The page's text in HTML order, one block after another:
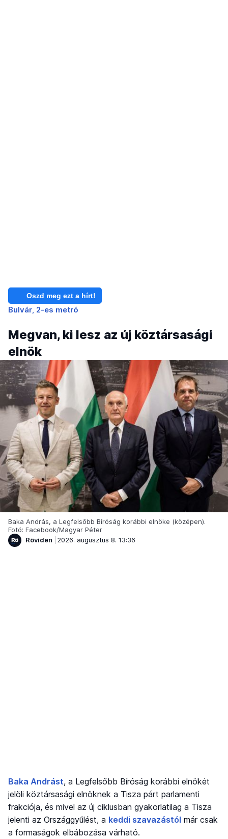
Oszd meg ezt a hírt!
Bulvár 2-es metró
Megvan, ki lesz az új köztársasági
elnök
Baka András, a Legfelsőbb Bíróság korábbi elnöke (középen).
Fotó: Facebook/Magyar Péter
Röviden
2026. augusztus 8. 13:36
Baka Andrást, a Legfelsőbb Bíróság korábbi elnökét
jelöli köztársasági elnöknek a Tisza párt parlamenti
frakciója, és mivel az új ciklusban gyakorlatilag a Tisza
jelenti az Országgyűlést, a keddi szavazástól már csak
a formaságok elbábozása várható.